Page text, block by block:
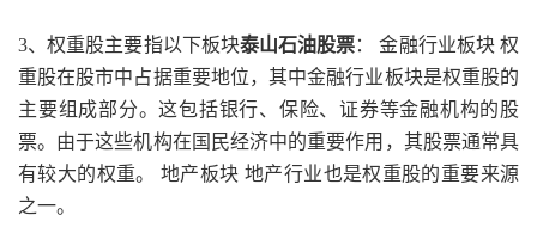
3、权重股主要指以下板块泰山石油股票： 金融行业板块 权
重股在股市中占据重要地位，其中金融行业板块是权重股的
主要组成部分。这包括银行、保险、证券等金融机构的股
票。由于这些机构在国民经济中的重要作用，其股票通常具
有较大的权重。 地产板块 地产行业也是权重股的重要来源
之一。